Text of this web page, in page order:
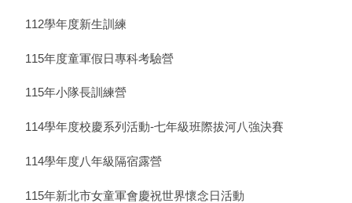
112學年度新生訓練
115年度童軍假日專科考驗營
115年小隊長訓練營
114學年度校慶系列活動-七年級班際拔河八強決賽
114學年度八年級隔宿露營
115年新北市女童軍會慶祝世界懷念日活動